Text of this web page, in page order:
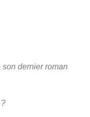
dernier roman